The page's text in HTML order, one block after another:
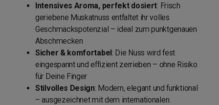
Intensives Aroma, perfekt dosiert: Frisch
geriebene Muskatnuss entfaltet ihr volles
Geschmackspotenzial – ideal zum punktgenauen
Abschmecken
Sicher & komfortabel: Die Nuss wird fest
eingespannt und effizient zerrieben – ohne Risiko
für Deine Finger
Stilvolles Design: Modern, elegant und funktional
– ausgezeichnet mit dem internationalen